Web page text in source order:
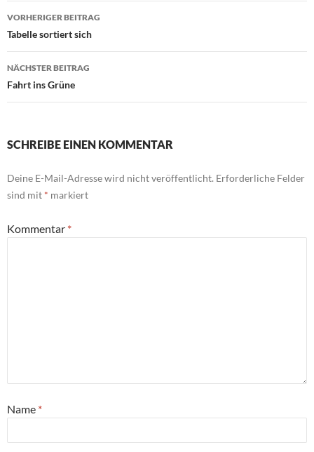
Beitragsnavigation
VORHERIGER BEITRAG
Tabelle sortiert sich
NÄCHSTER BEITRAG
Fahrt ins Grüne
SCHREIBE EINEN KOMMENTAR
Deine E-Mail-Adresse wird nicht veröffentlicht. Erforderliche Felder
sind mit * markiert
Kommentar *
Name *